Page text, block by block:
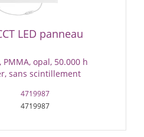
LED panneau
opal, 50.000 h
sans scintillement
4719987
4719987